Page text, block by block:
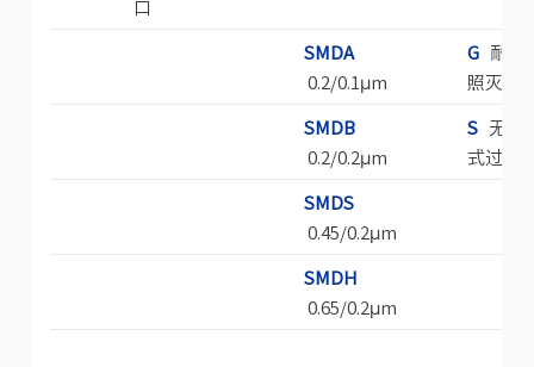
口
SMDA
0.2/0.1μm
G耐伽
照灭菌
SMDB
0.2/0.2μm
S无菌
式过滤
SMDS
0.45/0.2μm
SMDH
0.65/0.2μm